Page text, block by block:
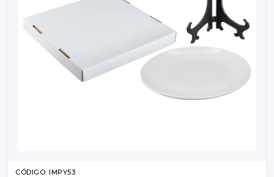
CÓDIGO: IMPY53